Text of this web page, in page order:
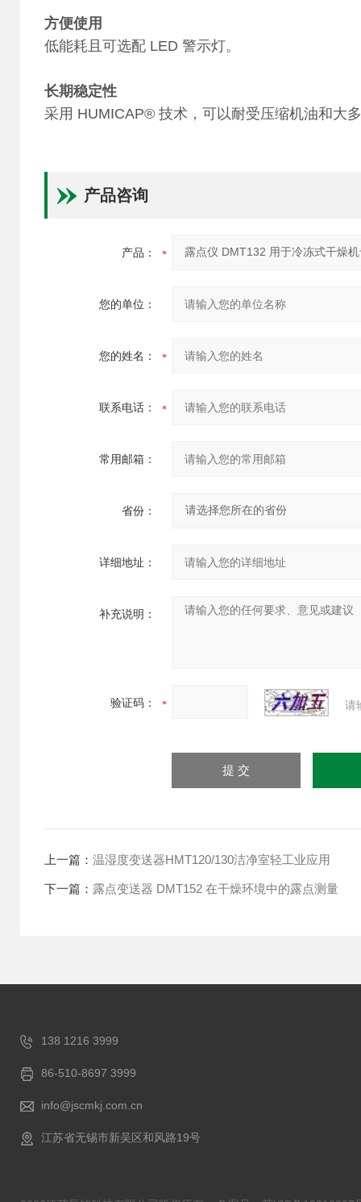
方便使用
低能耗且可选配 LED 警示灯。
长期稳定性
采用 HUMICAP® 技术，可以耐受压缩机油和大
产品咨询
产品：
您的单位：
您的姓名：
联系电话：
常用邮箱：
省份：
详细地址：
补充说明：
验证码： 请
上一篇： 温湿度变送器HMT120/130洁净室轻工业应用
下一篇： 露点变送器 DMT152 在干燥环境中的露点测量
138 1216 3999
86-510-8697 3999
info@jscmkj.com.cn
江苏省无锡市新吴区和风路19号